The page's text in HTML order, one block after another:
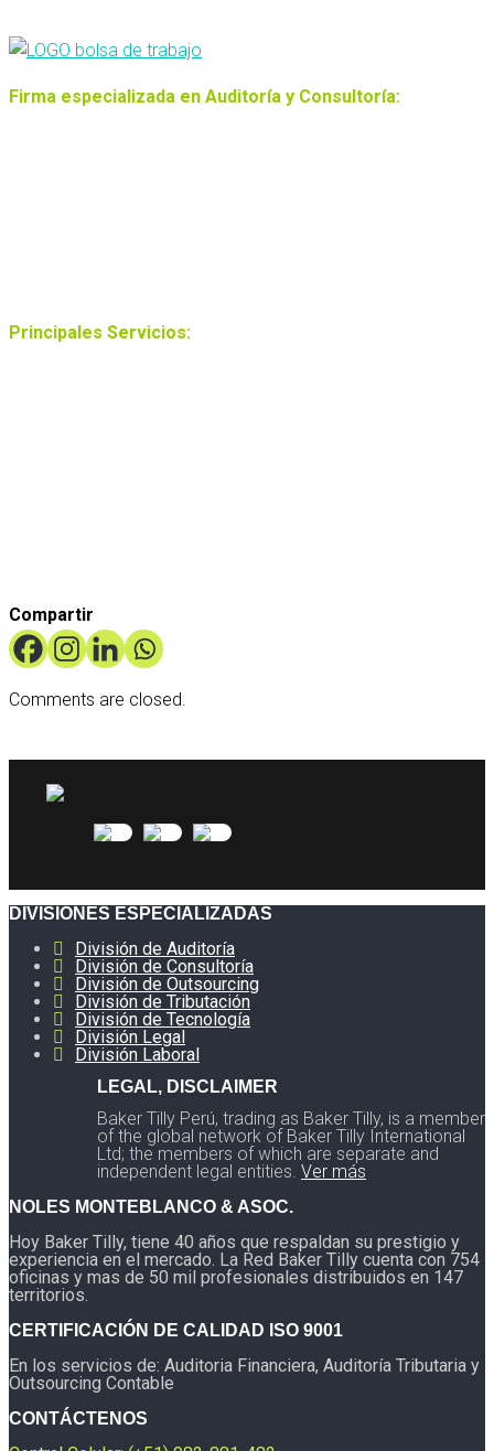
Firma especializada en Auditoría y Consultoría:
Principales Servicios:
Compartir
Comments are closed.
DIVISIONES ESPECIALIZADAS
División de Auditoría
División de Consultoría
División de Outsourcing
División de Tributación
División de Tecnología
División Legal
División Laboral
LEGAL, DISCLAIMER
Baker Tilly Perú, trading as Baker Tilly, is a member
of the global network of Baker Tilly International
Ltd; the members of which are separate and
independent legal entities. Ver más
NOLES MONTEBLANCO & ASOC.
Hoy Baker Tilly, tiene 40 años que respaldan su prestigio y
experiencia en el mercado. La Red Baker Tilly cuenta con 754
oficinas y mas de 50 mil profesionales distribuidos en 147
territorios.
CERTIFICACIÓN DE CALIDAD ISO 9001
En los servicios de: Auditoria Financiera, Auditoría Tributaria y
Outsourcing Contable
CONTÁCTENOS